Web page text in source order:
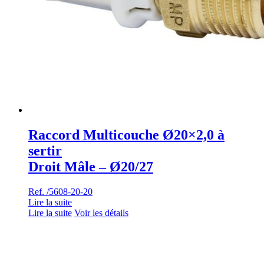
Raccord Multicouche Ø20×2,0 à
sertir
Droit Mâle – Ø20/27
Ref. /5608-20-20
Lire la suite
Lire la suite Voir les détails